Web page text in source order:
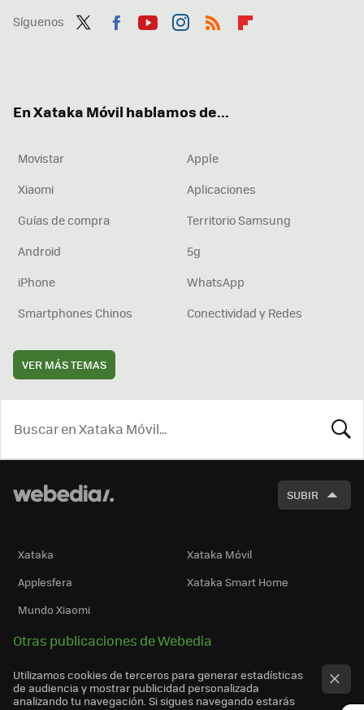
Síguenos
En Xataka Móvil hablamos de...
Movistar
Apple
Xiaomi
Aplicaciones
Guías de compra
Territorio Samsung
Android
5g
iPhone
WhatsApp
Smartphones Chinos
Conectividad y Redes
VER MÁS TEMAS
SUBIR
Xataka
Xataka Móvil
Applesfera
Xataka Smart Home
Mundo Xiaomi
Otras publicaciones de Webedia
Utilizamos cookies de terceros para generar estadísticas
de audiencia y mostrar publicidad personalizada
analizando tu navegación. Si sigues navegando estarás